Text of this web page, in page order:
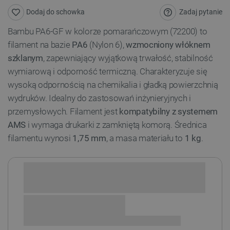
Zadaj pytanie
Dodaj do schowka
Bambu PA6-GF w kolorze pomarańczowym (72200) to
filament na bazie PA6 (Nylon 6),wzmocniony włóknem
szklanym, zapewniający wyjątkową trwałość, stabilność
wymiarową i odporność termiczną. Charakteryzuje się
wysoką odpornością na chemikalia i gładką powierzchnią
wydruków. Idealny do zastosowań inżynieryjnych i
przemysłowych. Filament jest kompatybilny z systemem
AMS i wymaga drukarki z zamkniętą komorą. Średnica
filamentu wynosi 1,75 mm, a masa materiału to 1 kg.